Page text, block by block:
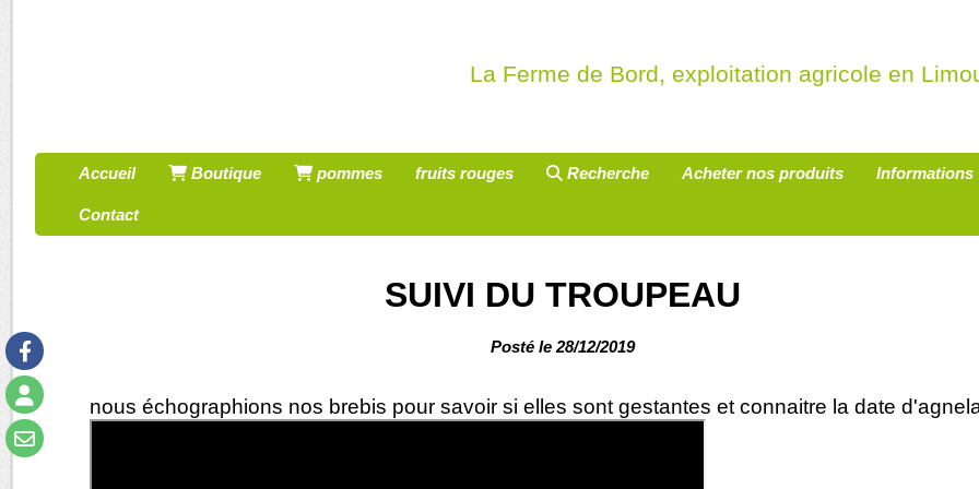
La Ferme de Bord, exploitation agricole en
Accueil Boutique pommes fruits rouges Recherche Acheter nos produits Informations
Contact
SUIVI DU TROUPEAU
Posté le 28/12/2019
nous échographions nos brebis pour savoir si elles sont gestantes et connaitre la date